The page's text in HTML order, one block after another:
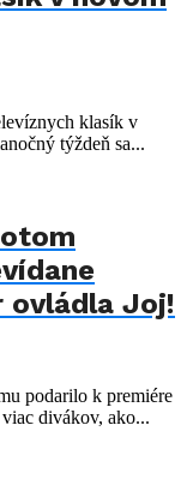
klasík v
týždeň sa...
ovládla Joj!
podarilo k premiére
divákov, ako...